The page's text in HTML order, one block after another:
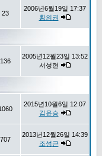
23
2006년6월19일 17:37
황의권
136
2005년12월23일 13:52
서성현
2015년10월6일 12:07
김윤승
707
2013년12월26일 14:39
조성근